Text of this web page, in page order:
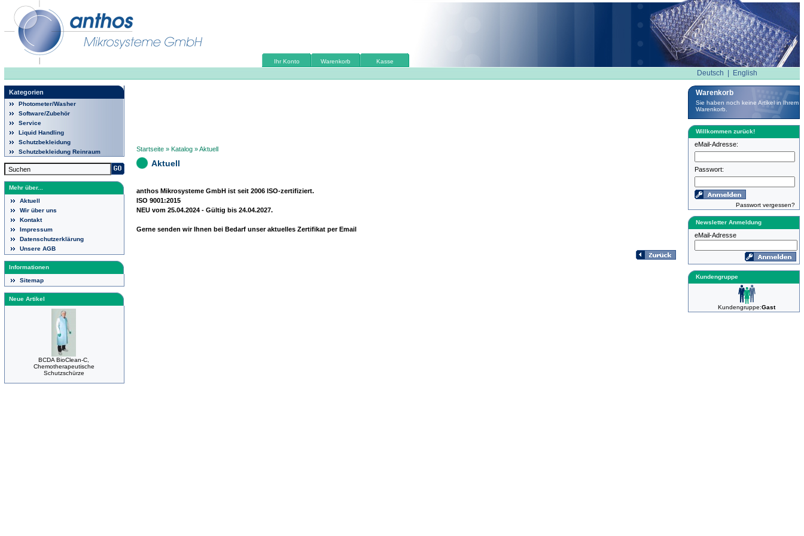
Ihr Konto Warenkorb Kasse
Deutsch English
Kategorien
Photometer/Washer
Software/Zubehör
Service
Liquid Handling
Schutzbekleidung
Schutzbekleidung Reinraum
Mehr über...
Aktuell
Wir über uns
Kontakt
Impressum
Datenschutzerklärung
Unsere AGB
Informationen
Sitemap
Neue Artikel
BCDA BioClean-C,
Chemotherapeutische
Schutzschürze
Startseite » Katalog »Aktuell
Aktuell
anthos Mikrosysteme GmbH ist seit 2006 ISO-zertifiziert.
ISO 9001:2015
NEU vom 25.04.2024 - Gültig bis 24.04.2027.
Gerne senden wir Ihnen bei Bedarf unser aktuelles Zertifikat per Email
Warenkorb
Sie haben noch keine Artikel in Ihrem
Warenkorb.
Willkommen zurück!
eMail-Adresse:
Passwort:
Passwort vergessen?
Newsletter Anmeldung
eMail-Adresse
Kundengruppe
Kundengruppe:Gast